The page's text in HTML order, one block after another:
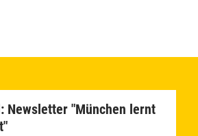
Newsletter "München lernt